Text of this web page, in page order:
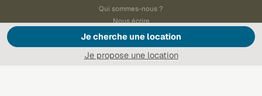
Je cherche une location
Je propose une location
Qui sommes-nous ?
Nous écrire
Paramétrer les cookies